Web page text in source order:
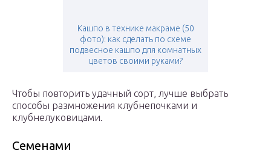
Кашпо в технике макраме (50
фото): как сделать по схеме
подвесное кашпо для комнатных
цветов своими руками?
Чтобы повторить удачный сорт, лучше выбрать
способы размножения клубнепочками и
клубнелуковицами.
Семенами